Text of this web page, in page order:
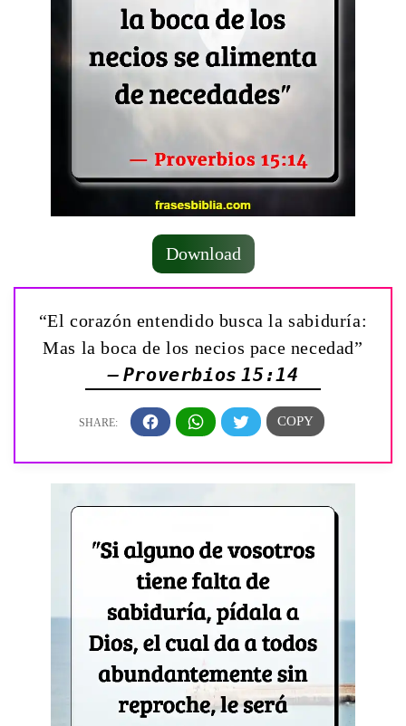
Download
“El corazón entendido busca la sabiduría:
Mas la boca de los necios pace necedad”
— Proverbios 15:14